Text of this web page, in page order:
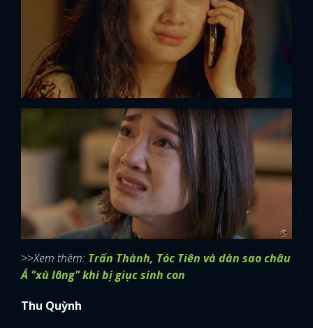
>>Xem thêm: Trấn Thành, Tóc Tiên và dàn sao châu
Á "xù lông" khi bị giục sinh con
Thu Quỳnh